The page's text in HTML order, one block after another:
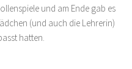
und am Ende gab es
(und auch die Lehrerin)
hatten.